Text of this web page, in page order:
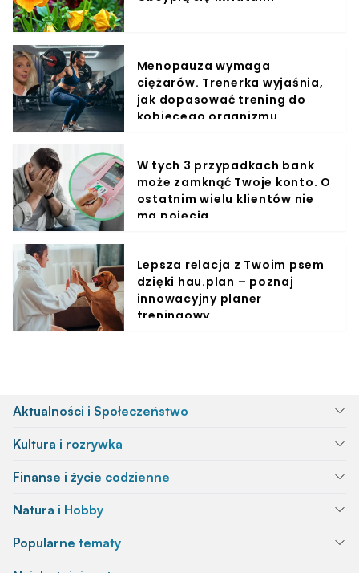
Menopauza wymaga
ciężarów. Trenerka wyjaśnia,
jak dopasować trening do
kobiecego organizmu
W tych 3 przypadkach bank
może zamknąć Twoje konto. O
ostatnim wielu klientów nie
ma pojęcia
Lepsza relacja z Twoim psem
dzięki hau.plan – poznaj
innowacyjny planer
treningowy
Aktualności i Społeczeństwo
Kultura i rozrywka
Finanse i życie codzienne
Natura i Hobby
Popularne tematy